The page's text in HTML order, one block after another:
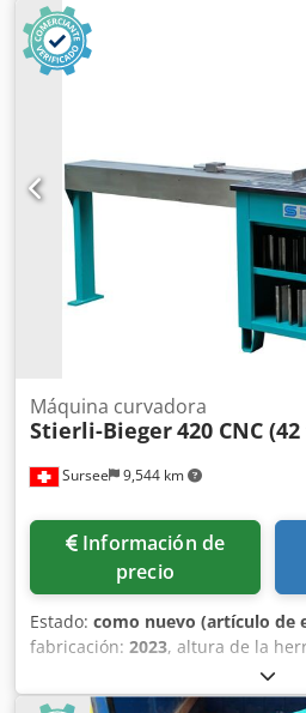
doblado (sin punzón) - incluye
para matrices y pedal - fuerza de
toneladas - ajuste de carrera
velocidad de trabajo regulable
mm/seg. retorno 20 mm/seg. -
- altura máxima de la
del motor de 3,0 kW - 400 voltios,
trabajo de 900 mm - mesa
intercambiable - peso de 1000 kg -
7015 Chsdpfx Ajfiqlfengea -
material plano 200 x 22 mm tubo
Sursee 9,544 km
Máquina curvadora
Stierli-Bieger420 CNC
Información de
precio
Estado: como nuevo (artículo de
fabricación: 2023, altura de la
180 °
espesor de chapa (máx.):30 mm,